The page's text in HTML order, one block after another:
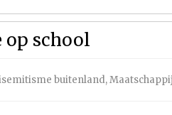
school
buitenland,